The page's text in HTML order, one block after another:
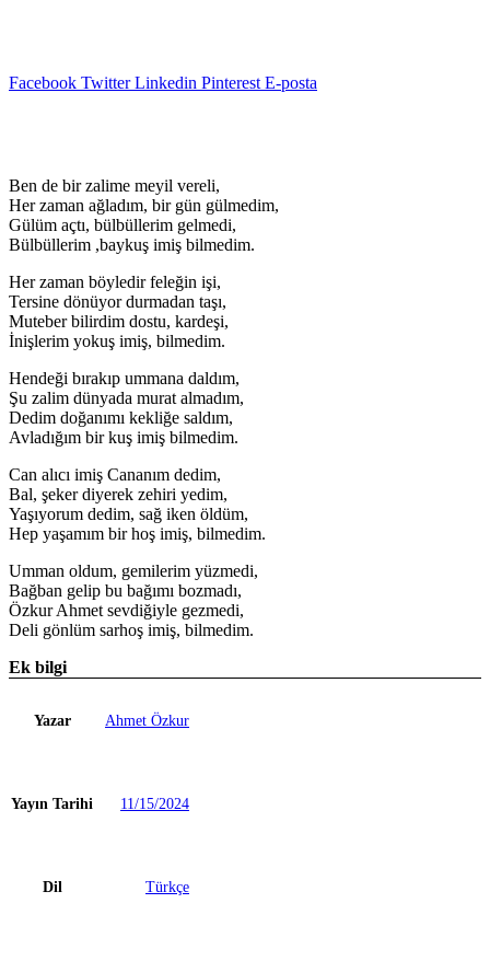
adet
Facebook Twitter Linkedin Pinterest E-posta
Ben de bir zalime meyil vereli,
Her zaman ağladım, bir gün gülmedim,
Gülüm açtı, bülbüllerim gelmedi,
Bülbüllerim ,baykuş imiş bilmedim.
Her zaman böyledir feleğin işi,
Tersine dönüyor durmadan taşı,
Muteber bilirdim dostu, kardeşi,
İnişlerim yokuş imiş, bilmedim.
Hendeği bırakıp ummana daldım,
Şu zalim dünyada murat almadım,
Dedim doğanımı kekliğe saldım,
Avladığım bir kuş imiş bilmedim.
Can alıcı imiş Cananım dedim,
Bal, şeker diyerek zehiri yedim,
Yaşıyorum dedim, sağ iken öldüm,
Hep yaşamım bir hoş imiş, bilmedim.
Umman oldum, gemilerim yüzmedi,
Bağban gelip bu bağımı bozmadı,
Özkur Ahmet sevdiğiyle gezmedi,
Deli gönlüm sarhoş imiş, bilmedim.
Ek bilgi
Yazar Ahmet Özkur
Yayın Tarihi 11/15/2024
Dil Türkçe